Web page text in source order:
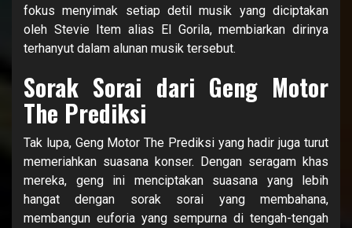
fokus menyimak setiap detil musik yang diciptakan
oleh Stevie Item alias El Gorila, membiarkan dirinya
terhanyut dalam alunan musik tersebut.
Sorak Sorai dari Geng Motor
The Prediksi
Tak lupa, Geng Motor The Prediksi yang hadir juga turut
memeriahkan suasana konser. Dengan seragam khas
mereka, geng ini menciptakan suasana yang lebih
hangat dengan sorak sorai yang membahana,
membangun euforia yang sempurna di tengah-tengah